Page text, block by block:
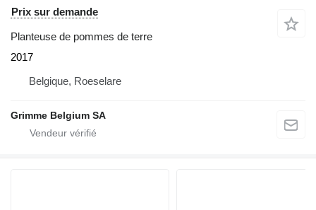
Prix sur demande
Planteuse de pommes de terre
2017
Belgique, Roeselare
Grimme Belgium SA